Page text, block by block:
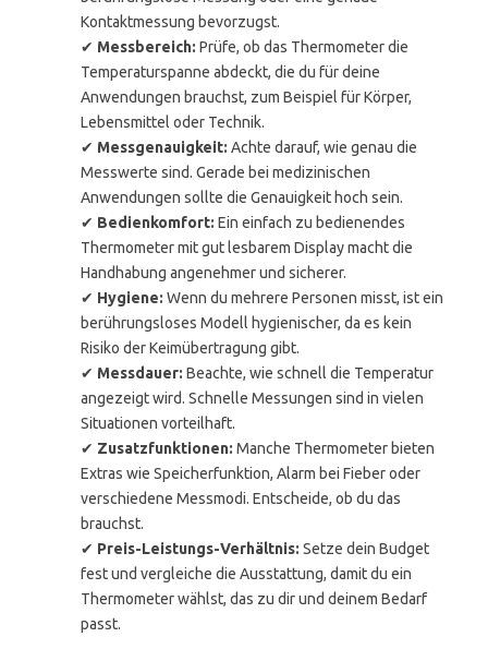
Kontaktmessung bevorzugst.
✔ Messbereich: Prüfe, ob das Thermometer die
Temperaturspanne abdeckt, die du für deine
Anwendungen brauchst, zum Beispiel für Körper,
Lebensmittel oder Technik.
✔ Messgenauigkeit: Achte darauf, wie genau die
Messwerte sind. Gerade bei medizinischen
Anwendungen sollte die Genauigkeit hoch sein.
✔ Bedienkomfort: Ein einfach zu bedienendes
Thermometer mit gut lesbarem Display macht die
Handhabung angenehmer und sicherer.
✔ Hygiene: Wenn du mehrere Personen misst, ist ein
berührungsloses Modell hygienischer, da es kein
Risiko der Keimübertragung gibt.
✔ Messdauer: Beachte, wie schnell die Temperatur
angezeigt wird. Schnelle Messungen sind in vielen
Situationen vorteilhaft.
✔ Zusatzfunktionen: Manche Thermometer bieten
Extras wie Speicherfunktion, Alarm bei Fieber oder
verschiedene Messmodi. Entscheide, ob du das
brauchst.
✔ Preis-Leistungs-Verhältnis: Setze dein Budget
fest und vergleiche die Ausstattung, damit du ein
Thermometer wählst, das zu dir und deinem Bedarf
passt.